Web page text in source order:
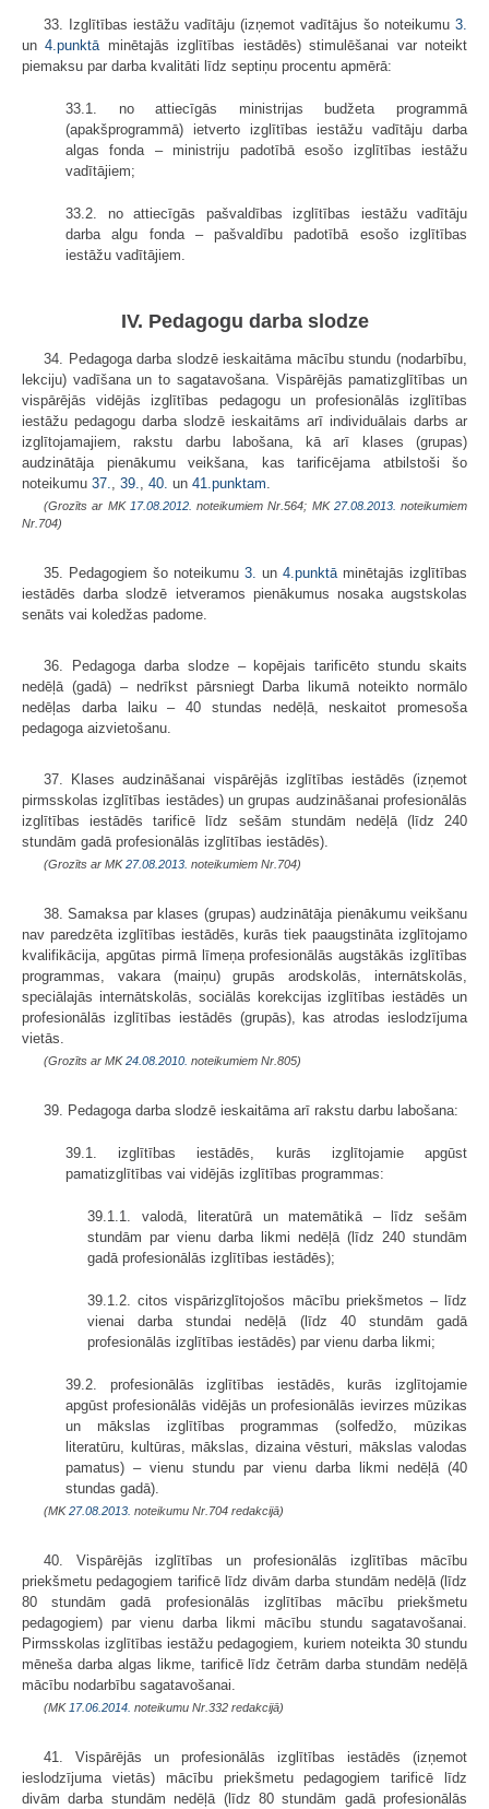
33. Izglītības iestāžu vadītāju (izņemot vadītājus šo noteikumu 3.
un4.punktāminētajās izglītības iestādēs) stimulēšanai var noteikt
piemaksu par darba kvalitāti līdz septiņu procentu apmērā:
33.1. no attiecīgās ministrijas budžeta programmā
(apakšprogrammā) ietverto izglītības iestāžu vadītāju darba
algas fonda – ministriju padotībā esošo izglītības iestāžu
vadītājiem;
33.2. no attiecīgās pašvaldības izglītības iestāžu vadītāju
darba algu fonda – pašvaldību padotībā esošo izglītības
iestāžu vadītājiem.
IV. Pedagogu darba slodze
34. Pedagoga darba slodzē ieskaitāma mācību stundu (nodarbību,
lekciju) vadīšana un to sagatavošana. Vispārējās pamatizglītības un
vispārējās vidējās izglītības pedagogu un profesionālās izglītības
iestāžu pedagogu darba slodzē ieskaitāms arī individuālais darbs ar
izglītojamajiem, rakstu darbu labošana, kā arī klases (grupas)
audzinātāja pienākumu veikšana, kas tarificējama atbilstoši šo
noteikumu 37. 39. 40. un 41.punktam
(Grozīts ar MK 17.08.2012. noteikumiem Nr.564; MK 27.08.2013. noteikumiem
Nr.704)
35. Pedagogiem šo noteikumu 3. un 4.punktā minētajās izglītības
iestādēs darba slodzē ietveramos pienākumus nosaka augstskolas
senāts vai koledžas padome.
36. Pedagoga darba slodze – kopējais tarificēto stundu skaits
nedēļā (gadā) – nedrīkst pārsniegt Darba likumā noteikto normālo
nedēļas darba laiku – 40 stundas nedēļā, neskaitot promesoša
pedagoga aizvietošanu.
37. Klases audzināšanai vispārējās izglītības iestādēs (izņemot
pirms­skolas izglītības iestādes) un grupas audzināšanai profesionālās
izglītības iestādēs tarificē līdz sešām stundām nedēļā (līdz 240
stundām gadā profesionālās izglītības iestādēs).
(Grozīts ar MK27.08.2013. noteikumiem Nr.704)
38. Samaksa par klases (grupas) audzinātāja pienākumu veikšanu
nav paredzēta izglītības iestādēs, kurās tiek paaugstināta izglītojamo
kvalifikācija, apgūtas pirmā līmeņa profesionālās augstākās izglītības
programmas, vakara (maiņu) grupās arodskolās, internātskolās,
speciālajās internātskolās, sociālās korekcijas izglītības iestādēs un
profesionālās izglītības iestādēs (grupās), kas atrodas ieslodzījuma
vietās.
(Grozīts ar MK24.08.2010. noteikumiem Nr.805)
39. Pedagoga darba slodzē ieskaitāma arī rakstu darbu labošana:
39.1. izglītības iestādēs, kurās izglītojamie apgūst
pamatizglītības vai vidējās izglītības programmas:
39.1.1. valodā, literatūrā un matemātikā – līdz sešām
stundām par vienu darba likmi nedēļā (līdz 240 stundām
gadā profesionālās izglītības iestādēs);
39.1.2. citos vispārizglītojošos mācību priekšmetos – līdz
vienai darba stundai nedēļā (līdz 40 stundām gadā
profesionālās izglītības iestādēs) par vienu darba likmi;
39.2. profesionālās izglītības iestādēs, kurās izglītojamie
apgūst profesionālās vidējās un profesionālās ievirzes mūzikas
un mākslas izglītības programmas (solfedžo, mūzikas
literatūru, kultūras, mākslas, dizaina vēsturi, mākslas valodas
pamatus) – vienu stundu par vienu darba likmi nedēļā (40
stundas gadā).
(MK27.08.2013. noteikumu Nr.704 redakcijā)
40. Vispārējās izglītības un profesionālās izglītības mācību
priekšmetu pedagogiem tarificē līdz divām darba stundām nedēļā (līdz
80 stundām gadā profesionālās izglītības mācību priekšmetu
pedagogiem) par vienu darba likmi mācību stundu sagatavošanai.
Pirmsskolas izglītības iestāžu pedagogiem, kuriem noteikta 30 stundu
mēneša darba algas likme, tarificē līdz četrām darba stundām nedēļā
mācību nodarbību sagatavošanai.
(MK 17.06.2014. noteikumu Nr.332 redakcijā)
41. Vispārējās un profesionālās izglītības iestādēs (izņemot
ieslodzījuma vietās) mācību priekšmetu pedagogiem tarificē līdz
divām darba stundām nedēļā (līdz 80 stundām gadā profesionālās